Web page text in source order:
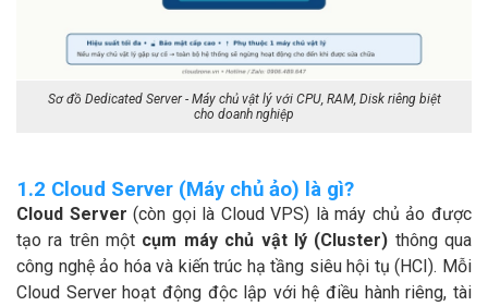
Sơ đồ Dedicated Server - Máy chủ vật lý với CPU, RAM, Disk riêng biệt
cho doanh nghiệp
1.2 Cloud Server (Máy chủ ảo) là gì?
Cloud Server (còn gọi là Cloud VPS) là máy chủ ảo được
tạo ra trên một cụm máy chủ vật lý (Cluster) thông qua
công nghệ ảo hóa và kiến trúc hạ tầng siêu hội tụ (HCI). Mỗi
Cloud Server hoạt động độc lập với hệ điều hành riêng, tài